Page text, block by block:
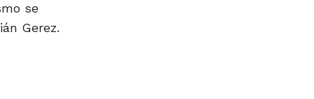
se
Gerez.